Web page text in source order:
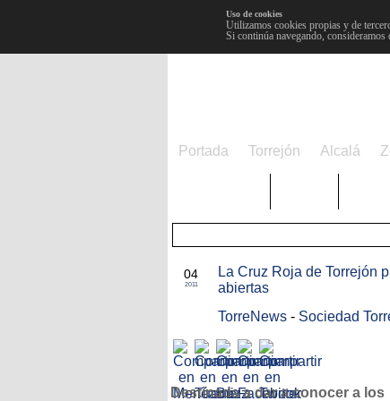
Uso de cookies
Utilizamos cookies propias y de
Si continúa navegando,
Portada Torrejón Alcalá
04
2011
La Cruz Roja de Torrejón
abiertas
TorreNews - Sociedad
Destinada a dar a conocer a los